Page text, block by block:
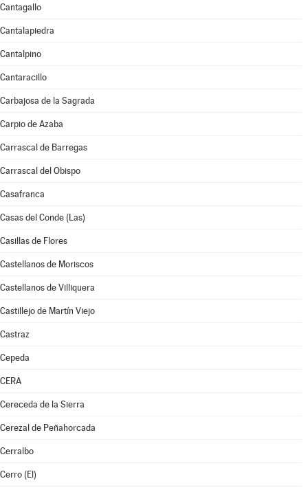
Cantagallo
Cantalapiedra
Cantalpino
Cantaracillo
Carbajosa de la Sagrada
Carpio de Azaba
Carrascal de Barregas
Carrascal del Obispo
Casafranca
Casas del Conde (Las)
Casillas de Flores
Castellanos de Moriscos
Castellanos de Villiquera
Castillejo de Martín Viejo
Castraz
Cepeda
CERA
Cereceda de la Sierra
Cerezal de Peñahorcada
Cerralbo
Cerro (El)